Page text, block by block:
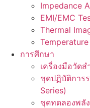
Impedance
EMI/EMC
Thermal
การศึกษา
เครื่องมือวัด
ชุดปฏิบัติการ
Series)
ชุดทดลองพลั